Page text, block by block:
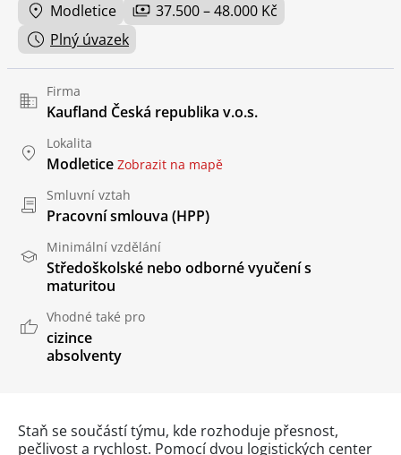
Modletice
37.500 – 48.000 Kč
Plný úvazek
Firma
Kaufland Česká republika v.o.s.
Lokalita
Modletice Zobrazit na mapě
Smluvní vztah
Pracovní smlouva (HPP)
Minimální vzdělání
Středoškolské nebo odborné vyučení s
maturitou
Vhodné také pro
cizince
absolventy
Staň se součástí týmu, kde rozhoduje přesnost,
pečlivost a rychlost. Pomocí dvou logistických center